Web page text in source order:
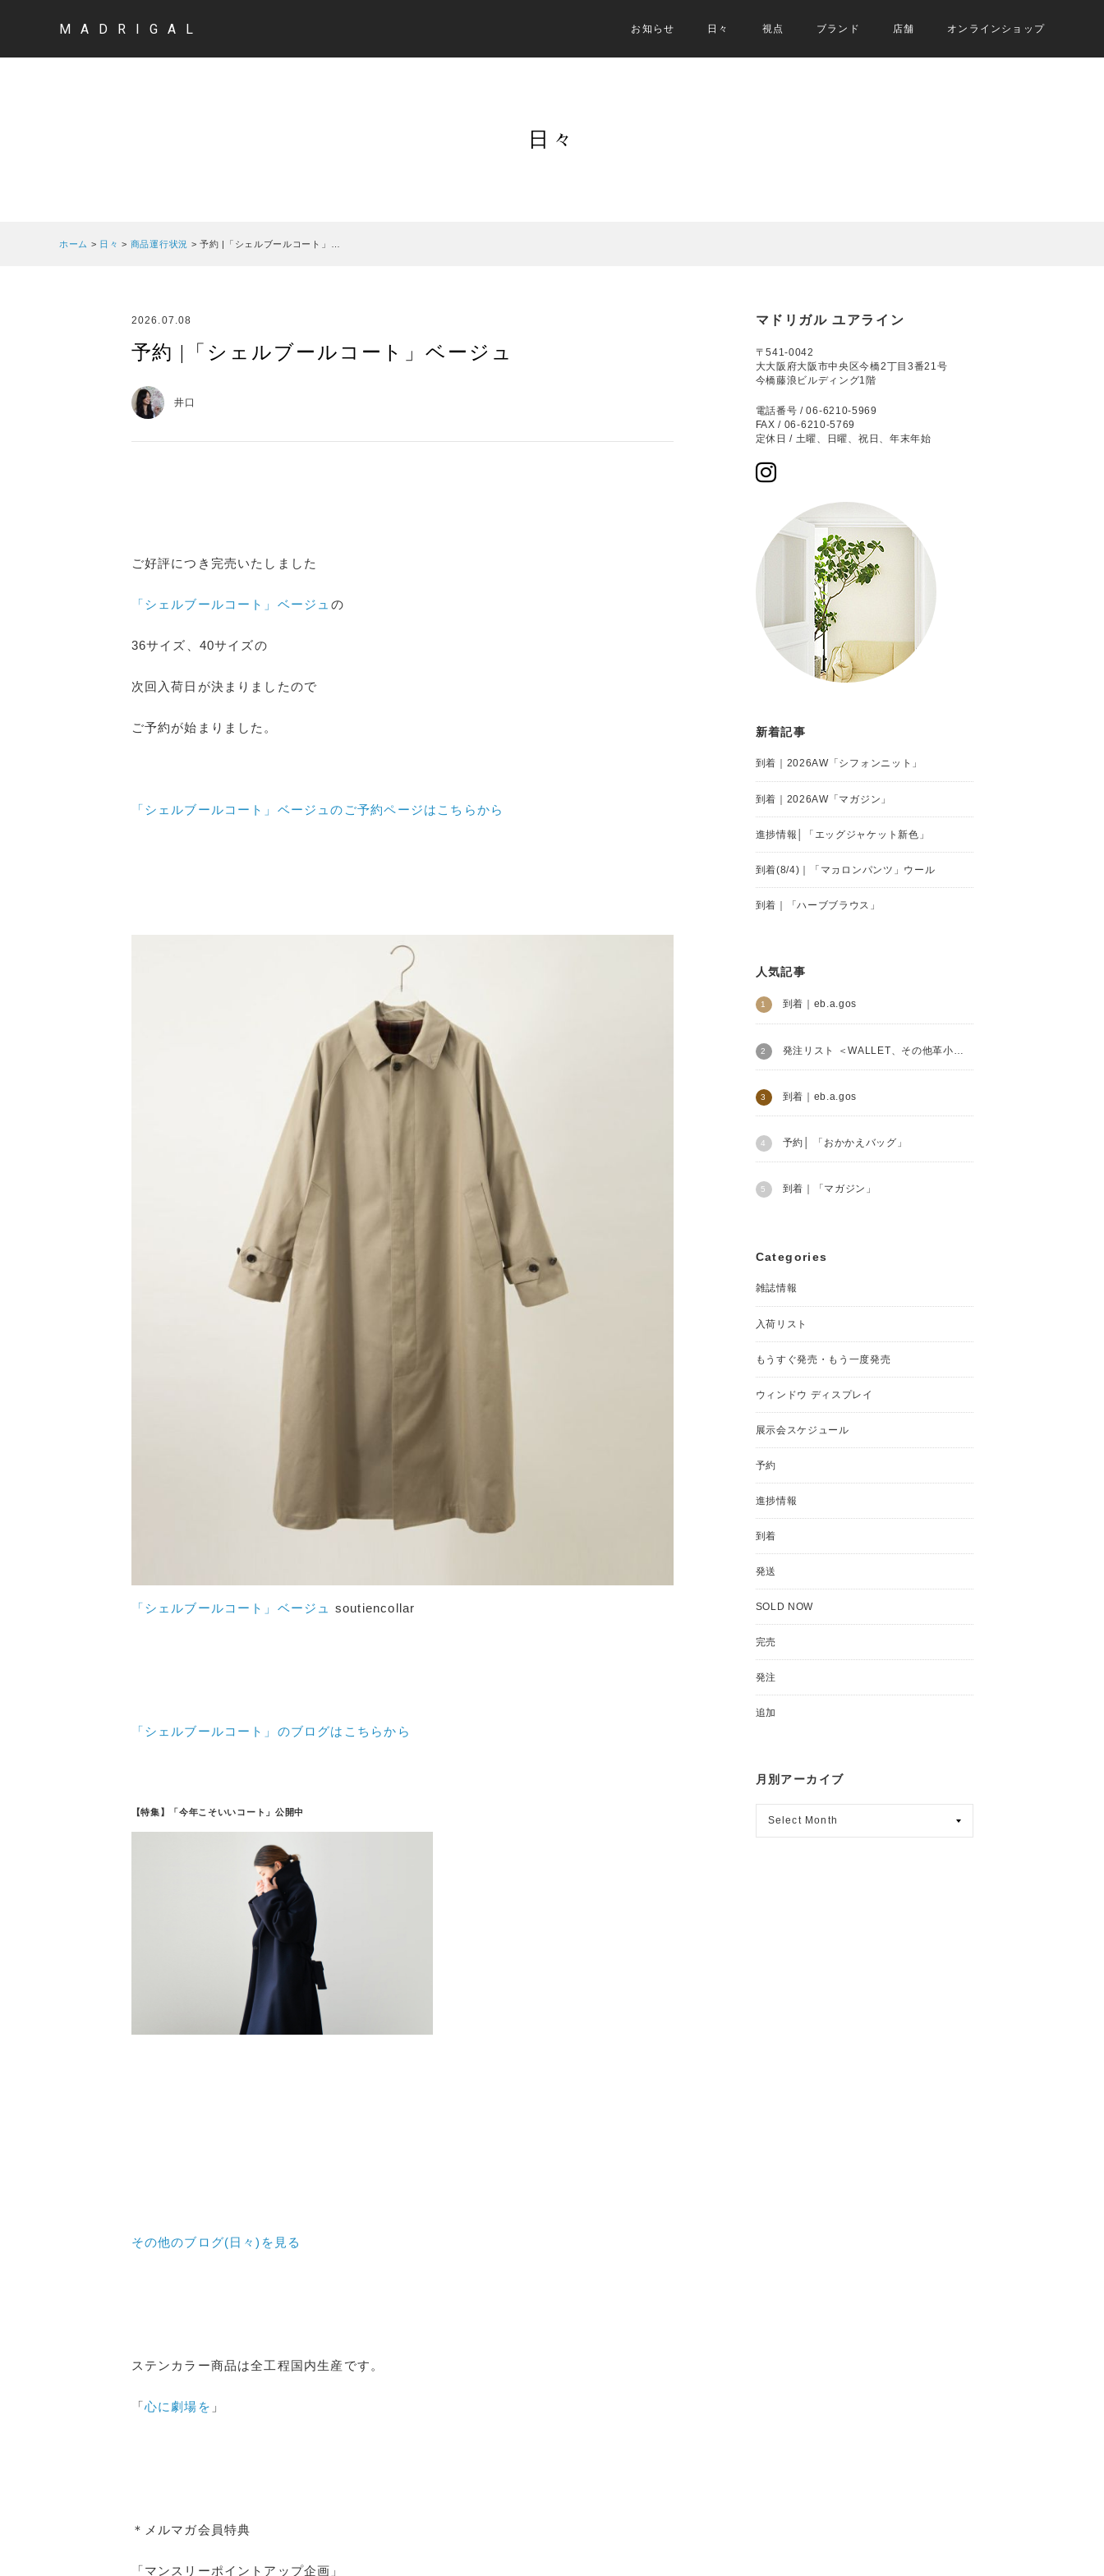
MADRIGAL お知らせ 日々 視点 ブランド 店舗 オンラインショップ
日々
ホーム > 日々 > 商品運行状況 >予約 |「シェルブールコート」…
2026.07.08
予約 |「シェルブールコート」ベージュ
井口
ご好評につき完売いたしました
「シェルブールコート」ベージュ の
36サイズ、40サイズの
次回入荷日が決まりましたので
ご予約が始まりました。
「シェルブールコート」ベージュのご予約ページはこちらから
「シェルブールコート」ベージュ soutiencollar
「シェルブールコート」のブログはこちらから
【特集】「今年こそいいコート」公開中
その他のブログ(日々) を見る
ステンカラー商品は全工程国内生産です。
「心に劇場を 」
＊メルマガ会員特典
「マンスリーポイントアップ企画」
マドリガル ユアライン
〒541-0042
大大阪府大阪市中央区今橋2丁目3番21号
今橋藤浪ビルディング1階
電話番号 / 06-6210-5969
FAX / 06-6210-5769
定休日 / 土曜、日曜、祝日、年末年始
新着記事
到着｜2026AW「シフォンニット」
到着｜2026AW「マガジン」
進捗情報│「エッグジャケット新色」
到着(8/4)｜「マカロンパンツ」ウール
到着｜「ハーブブラウス」
人気記事
到着｜eb.a.gos
発注リスト ＜WALLET、その他革小物＞│Henry Beguelin
到着｜eb.a.gos
予約│ 「おかかえバッグ」
到着｜「マガジン」
Categories
雑誌情報
入荷リスト
もうすぐ発売・もう一度発売
ウィンドウ ディスプレイ
展示会スケジュール
予約
進捗情報
到着
発送
SOLD NOW
完売
発注
追加
月別アーカイブ
ア